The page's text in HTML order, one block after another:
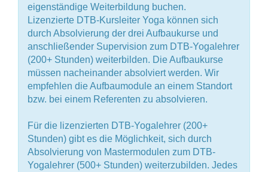
eigenständige Weiterbildung buchen.
Lizenzierte DTB-Kursleiter Yoga können sich
durch Absolvierung der drei Aufbaukurse und
anschließender Supervision zum DTB-Yogalehrer
(200+ Stunden) weiterbilden. Die Aufbaukurse
müssen nacheinander absolviert werden. Wir
empfehlen die Aufbaumodule an einem Standort
bzw. bei einem Referenten zu absolvieren.
Für die lizenzierten DTB-Yogalehrer (200+
Stunden) gibt es die Möglichkeit, sich durch
Absolvierung von Mastermodulen zum DTB-
Yogalehrer (500+ Stunden) weiterzubilden. Jedes